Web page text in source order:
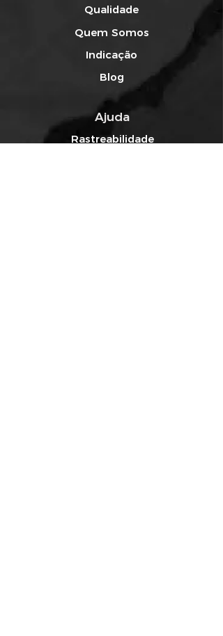
Indicação
Blog
Qualidade
Quem Somos
Rastreabilidade
Ajuda